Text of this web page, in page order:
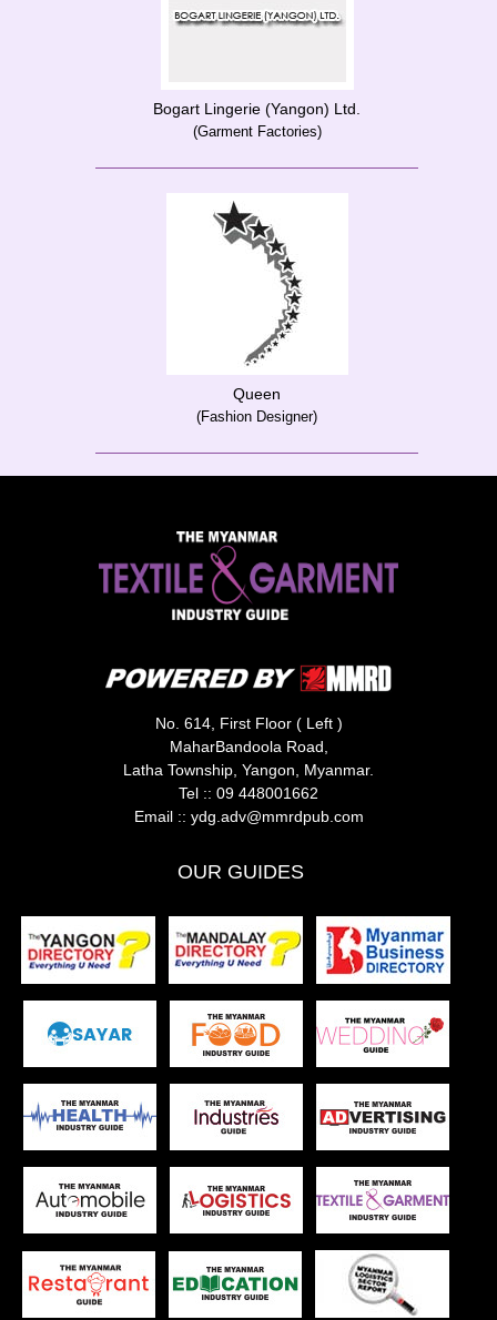
Bogart Lingerie (Yangon) Ltd.
(Garment Factories)
Queen
(Fashion Designer)
No. 614, First Floor ( Left )
MaharBandoola Road,
Latha Township, Yangon, Myanmar.
Tel :: 09 448001662
Email :: ydg.adv@mmrdpub.com
OUR GUIDES